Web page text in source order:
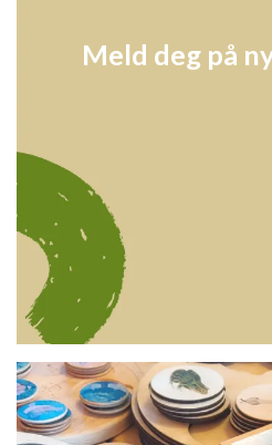
Meld deg på